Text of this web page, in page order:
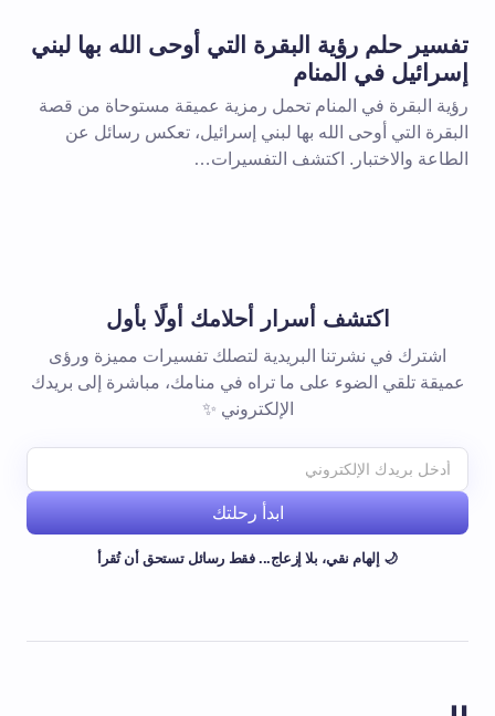
تفسير حلم رؤية البقرة التي أوحى الله بها لبني
إسرائيل في المنام
رؤية البقرة في المنام تحمل رمزية عميقة مستوحاة من قصة
البقرة التي أوحى الله بها لبني إسرائيل، تعكس رسائل عن
الطاعة والاختبار. اكتشف التفسيرات…
اكتشف أسرار أحلامك أولًا بأول
اشترك في نشرتنا البريدية لتصلك تفسيرات مميزة ورؤى
عميقة تلقي الضوء على ما تراه في منامك، مباشرة إلى بريدك
الإلكتروني ✨
ابدأ رحلتك
🌙 إلهام نقي، بلا إزعاج... فقط رسائل تستحق أن تُقرأ